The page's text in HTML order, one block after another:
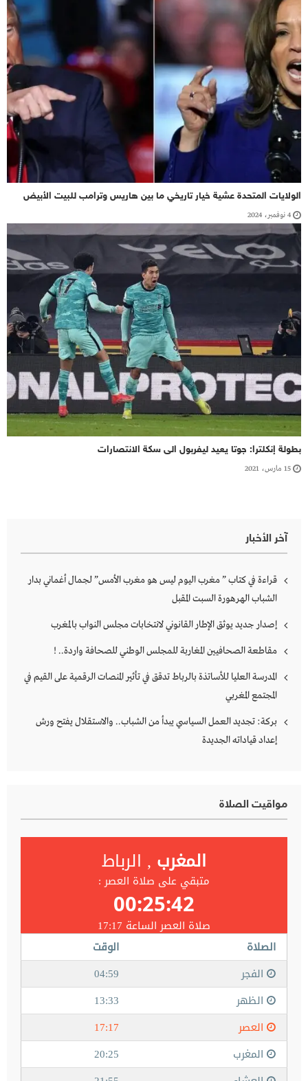
الولايات المتحدة عشية خيار تاريخي ما بين هاريس وترامب للبيت الأبيض
4 نوفمبر، 2024
بطولة إنكلترا: جوتا يعيد ليفربول الى سكة الانتصارات
15 مارس، 2021
آخر الأخبار
قراءة في كتاب ” مغرب اليوم ليس هو مغرب الأمس” لجمال أغماني بدار
الشباب الهرهورة السبت المقبل
إصدار جديد يوثق الإطار القانوني لانتخابات مجلس النواب بالمغرب
مقاطعة الصحافيين المغاربة للمجلس الوطني للصحافة واردة.. !
المدرسة العليا للأساتذة بالرباط تدقق في تأثير المنصات الرقمية على القيم في
المجتمع المغربي
بركة: تجديد العمل السياسي يبدأ من الشباب.. والاستقلال يفتح ورش
إعداد قياداته الجديدة
مواقيت الصلاة